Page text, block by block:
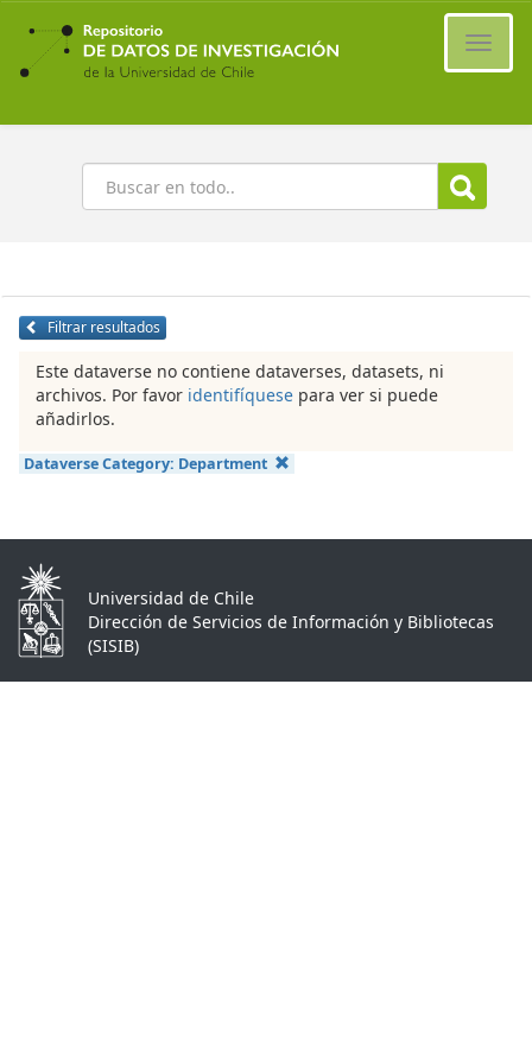
Ir
contenido
principal
Buscar
Filtrar resultados
Este dataverse no contiene dataverses, datasets, ni
archivos. Por favor identifíquese para ver si puede
añadirlos.
Dataverse Category: Department
Universidad de Chile
Dirección de Servicios de Información y Bibliotecas
(SISIB)